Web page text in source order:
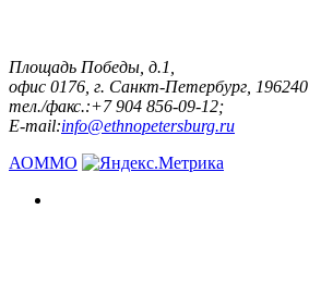
Площадь Победы, д.1,
офис 0176, г. Санкт-Петербург, 196240
тел./факс.:+7 904 856-09-12;
E-mail:info@ethnopetersburg.ru
АОММО